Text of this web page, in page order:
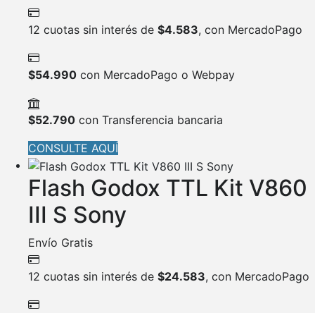
12 cuotas sin interés de $4.583, con MercadoPago
$54.990 con MercadoPago o Webpay
$52.790 con Transferencia bancaria
CONSULTE AQUÍ
Flash Godox TTL Kit V860
III S Sony
Envío Gratis
12 cuotas sin interés de $24.583, con MercadoPago